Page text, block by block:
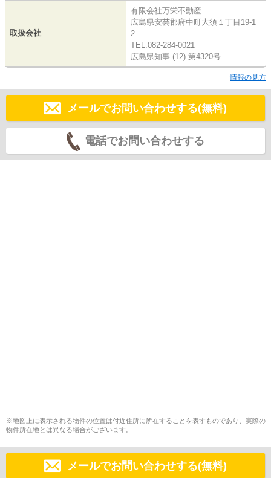
取扱会社
有限会社万栄不動産
広島県安芸郡府中町大須１丁目19-1
2
TEL:082-284-0021
広島県知事 (12) 第4320号
情報の見方
メールでお問い合わせする(無料)
電話でお問い合わせする
※地図上に表示される物件の位置は付近住所に所在することを表すものであり、実際の
物件所在地とは異なる場合がございます。
メールでお問い合わせする(無料)